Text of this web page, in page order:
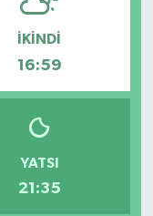
İKINDI
16:59
YATSI
21:35